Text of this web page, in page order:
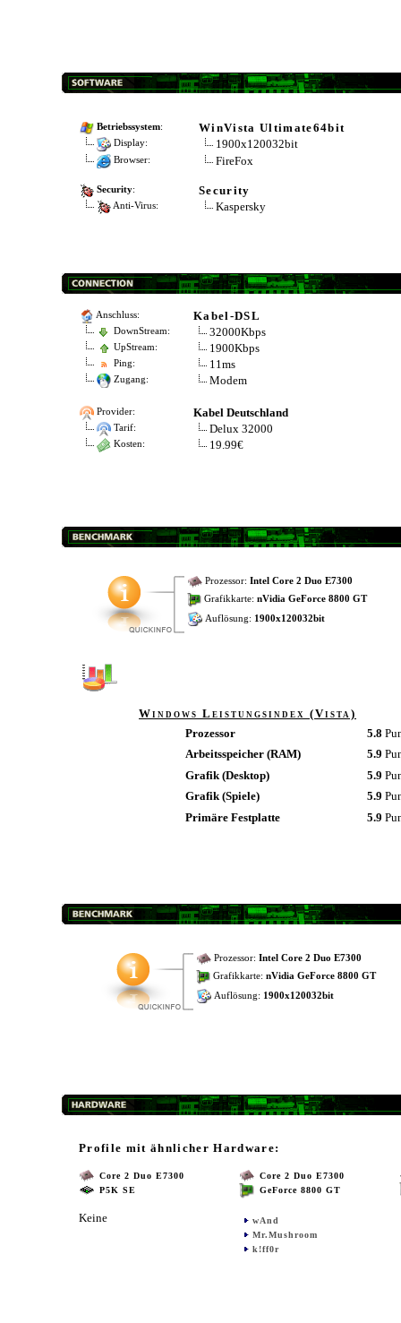
Betriebssystem: WinVista Ultimate64bit
Display: 1900x120032bit
Browser: FireFox
Security: Security
Anti-Virus: Kaspersky
Anschluss: Kabel-DSL
DownStream: 32000Kbps
UpStream: 1900Kbps
Ping: 11ms
Zugang: Modem
Provider: Kabel Deutschland
Tarif: Delux 32000
Kosten: 19.99€
Prozessor: Intel Core 2 Duo E7300
Grafikkarte: nVidia GeForce 8800 GT
Auflösung: 1900x120032bit
Windows Leistungsindex (Vista)
Prozessor
5.8
Arbeitsspeicher (RAM)
5.9
Grafik (Desktop)
5.9
Grafik (Spiele)
5.9
Primäre Festplatte
5.9
Prozessor: Intel Core 2 Duo E7300
Grafikkarte: nVidia GeForce 8800 GT
Auflösung: 1900x120032bit
Profile mit ähnlicher Hardware:
Core 2 Duo E7300
P5K SE
Keine
Core 2 Duo E7300
GeForce 8800 GT
wAnd
Mr.Mushroom
k!ff0r